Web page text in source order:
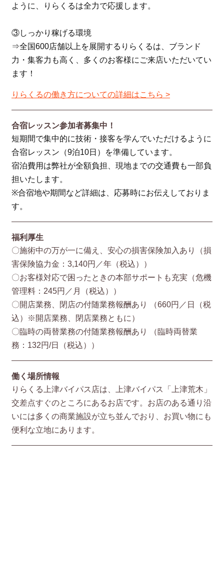
ように、りらくるは全力で応援します。
③しっかり稼げる環境
⇒全国600店舗以上を展開するりらくるは、ブランド
力・集客力も高く、多くのお客様にご来店いただいてい
ます！
りらくるの働き方についての詳細はこちら >
合宿レッスン参加者募集中！
短期間で集中的に技術・接客を学んでいただけるように
合宿レッスン（9泊10日）を準備しています。
宿泊費用は弊社が全額負担、現地までの交通費も一部負
担いたします。
※合宿地や期間など詳細は、応募時にお伝えしておりま
す。
福利厚生
〇施術中の万が一に備え、安心の損害保険加入あり（損
害保険協⼒⾦：3,140円／年（税込））
〇お客様対応で困ったときの本部サポートも充実（危機
管理料：245円／月（税込））
〇開店業務、閉店の付随業務報酬あり （660円／⽇（税
込）※開店業務、閉店業務ともに）
〇臨時の両替業務の付随業務報酬あり （臨時両替業
務：132円/⽇（税込））
働く場所情報
りらくる上津バイパス店は、上津バイパス「上津荒木」
交差点すぐのところにあるお店です。お店のある通り沿
いには多くの商業施設が立ち並んでおり、お買い物にも
便利な立地にあります。